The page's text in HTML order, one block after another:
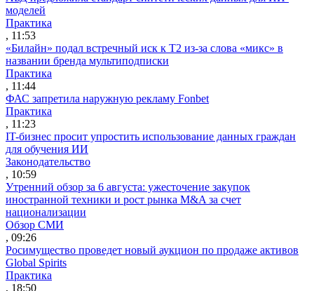
моделей
Практика
, 11:53
«Билайн» подал встречный иск к Т2 из-за слова «микс» в
названии бренда мультиподписки
Практика
, 11:44
ФАС запретила наружную рекламу Fonbet
Практика
, 11:23
IT-бизнес просит упростить использование данных граждан
для обучения ИИ
Законодательство
, 10:59
Утренний обзор за 6 августа: ужесточение закупок
иностранной техники и рост рынка M&A за счет
национализации
Обзор СМИ
, 09:26
Росимущество проведет новый аукцион по продаже активов
Global Spirits
Практика
, 18:50